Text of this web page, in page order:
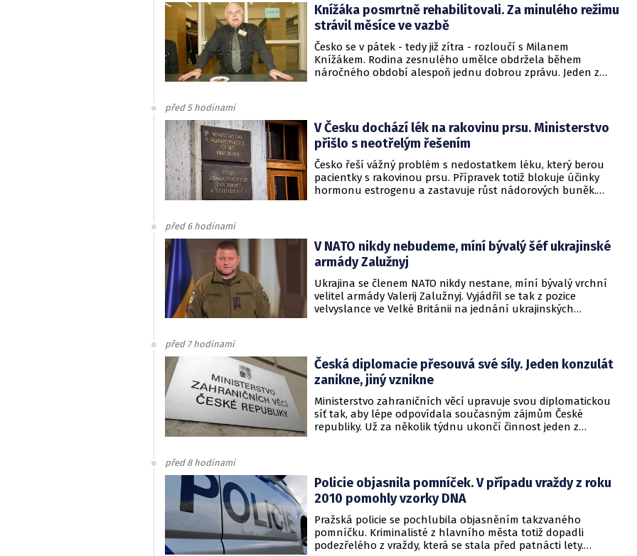
Knížáka posmrtně rehabilitovali. Za minulého režimu
strávil měsíce ve vazbě
Česko se v pátek - tedy již zítra - rozloučí s Milanem
Knížákem. Rodina zesnulého umělce obdržela během
náročného období alespoň jednu dobrou zprávu. Jeden z
před 5 hodinami
V Česku dochází lék na rakovinu prsu. Ministerstvo
přišlo s neotřelým řešením
Česko řeší vážný problém s nedostatkem léku, který berou
pacientky s rakovinou prsu. Přípravek totiž blokuje účinky
hormonu estrogenu a zastavuje růst nádorových buněk.
před 6 hodinami
V NATO nikdy nebudeme, míní bývalý šéf ukrajinské
armády Zalužnyj
Ukrajina se členem NATO nikdy nestane, míní bývalý vrchní
velitel armády Valerij Zalužnyj. Vyjádřil se tak z pozice
velvyslance ve Velké Británii na jednání ukrajinských
před 7 hodinami
Česká diplomacie přesouvá své síly. Jeden konzulát
zanikne, jiný vznikne
Ministerstvo zahraničních věcí upravuje svou diplomatickou
síť tak, aby lépe odpovídala současným zájmům České
republiky. Už za několik týdnu ukončí činnost jeden z
před 8 hodinami
Policie objasnila pomníček. V případu vraždy z roku
2010 pomohly vzorky DNA
Pražská policie se pochlubila objasněním takzvaného
pomníčku. Kriminalisté z hlavního města totiž dopadli
podezřelého z vraždy, která se stala před patnácti lety.